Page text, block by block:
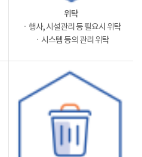
위탁
ㆍ행사, 시설관리 등 필요시 위탁
ㆍ시스템 등의 관리 위탁